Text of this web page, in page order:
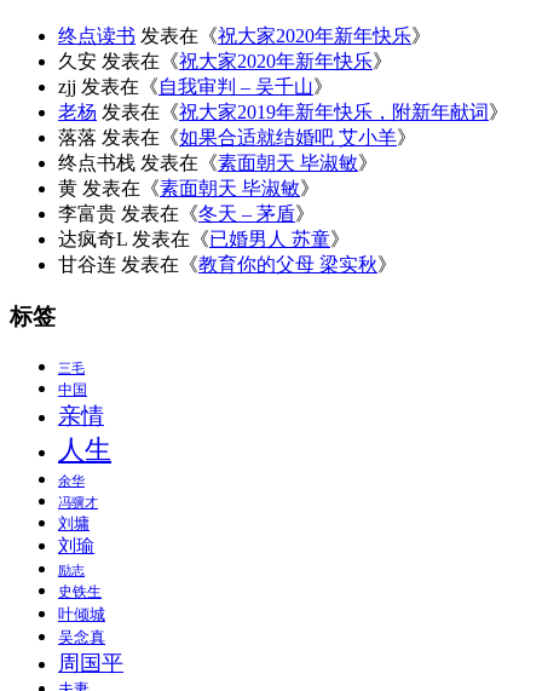
终点读书 发表在《祝大家2020年新年快乐》
久安 发表在《祝大家2020年新年快乐》
zjj 发表在《自我审判 – 吴千山》
老杨 发表在《祝大家2019年新年快乐，附新年献词》
落落 发表在《如果合适就结婚吧 艾小羊》
终点书栈 发表在《素面朝天 毕淑敏》
黄 发表在《素面朝天 毕淑敏》
李富贵 发表在《冬天 – 茅盾》
达疯奇L 发表在《已婚男人 苏童》
甘谷连 发表在《教育你的父母 梁实秋》
标签
三毛
中国
亲情
人生
余华
冯骥才
刘墉
刘瑜
励志
史铁生
叶倾城
吴念真
周国平